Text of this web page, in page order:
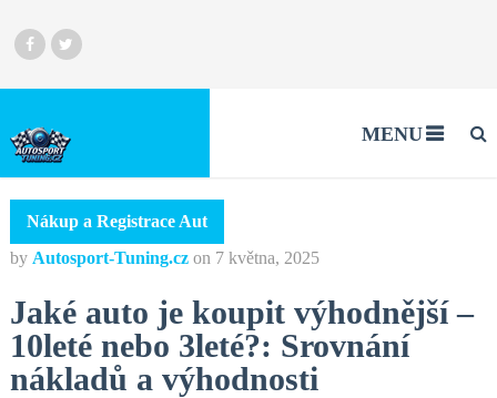
MENU
Nákup a Registrace Aut
by Autosport-Tuning.cz on 7 května, 2025
Jaké auto je koupit výhodnější –
10leté nebo 3leté?: Srovnání
nákladů a výhodnosti